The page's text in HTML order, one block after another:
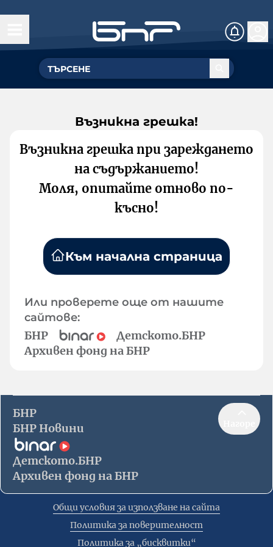
Възникна грешка!
Възникна грешка при зареждането
на съдържанието!
Моля, опитайте отново по-
късно!
Към начална страница
Или проверете още от нашите
сайтове:
БНР
Детското.БНР
Архивен фонд на БНР
БНР
БНР Новини
Детското.БНР
Архивен фонд на БНР
Общи условия за използване на сайта
Политика за поверителност
Политика за „бисквитки“